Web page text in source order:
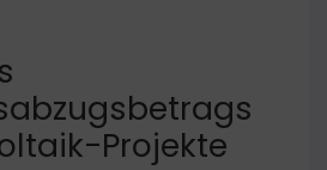
Projekte